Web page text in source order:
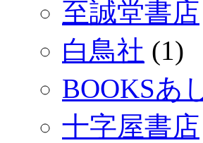
至誠堂書店
白鳥社 (1)
BOOKSあ
十字屋書店